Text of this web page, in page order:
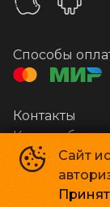
Сайт
Способы
Контакты
Касса и